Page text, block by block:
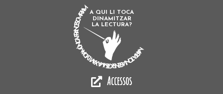
A QUI LI TOCA
DINAMITZAR
LA LECTURA?
MARTA TONI ASENSI GEMMA XAVI LYDIA MÓNICA FRANCESC MIRIAM
Accessos